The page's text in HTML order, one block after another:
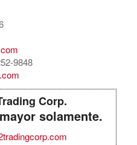
9848
Corp.
solamente.